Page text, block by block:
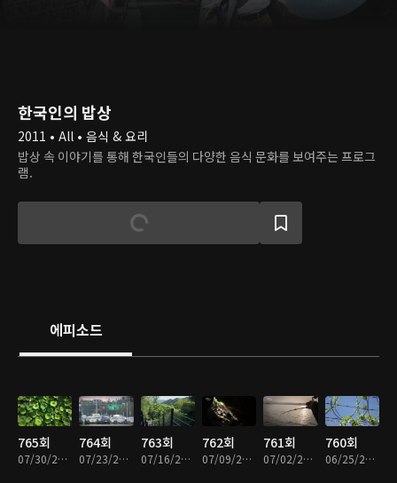
한국인의 밥상
2011 • All • 음식 & 요리
밥상 속 이야기를 통해 한국인들의 다양한 음식 문화를 보여주는 프로그
램.
에피소드
765회
07/30/2026 • 49분
764회
07/23/2026 • 49분
763회
07/16/2026 • 49분
762회
07/09/2026 • 49분
761회
07/02/2026 • 49분
760회
06/25/2026 • 49분